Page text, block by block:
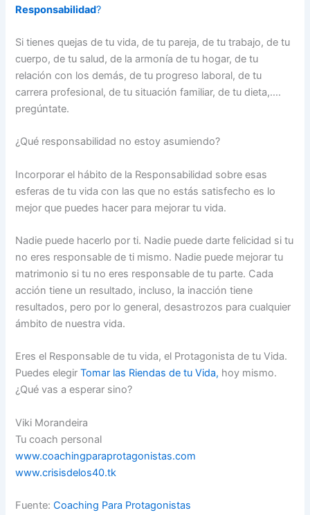
Responsabilidad?
Si tienes quejas de tu vida, de tu pareja, de tu trabajo, de tu
cuerpo, de tu salud, de la armonía de tu hogar, de tu
relación con los demás, de tu progreso laboral, de tu
carrera profesional, de tu situación familiar, de tu dieta,….
pregúntate.
¿Qué responsabilidad no estoy asumiendo?
Incorporar el hábito de la Responsabilidad sobre esas
esferas de tu vida con las que no estás satisfecho es lo
mejor que puedes hacer para mejorar tu vida.
Nadie puede hacerlo por ti. Nadie puede darte felicidad si tu
no eres responsable de ti mismo. Nadie puede mejorar tu
matrimonio si tu no eres responsable de tu parte. Cada
acción tiene un resultado, incluso, la inacción tiene
resultados, pero por lo general, desastrozos para cualquier
ámbito de nuestra vida.
Eres el Responsable de tu vida, el Protagonista de tu Vida.
Puedes elegirTomar las Riendas de tu Vida, hoy mismo.
¿Qué vas a esperar sino?
Viki Morandeira
Tu coach personal
www.coachingparaprotagonistas.com
www.crisisdelos40.tk
Fuente:Coaching Para Protagonistas